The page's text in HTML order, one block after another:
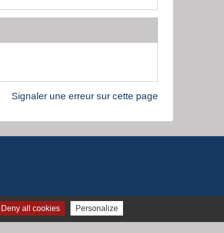
Signaler une erreur sur cette page
Deny all cookies Personalize